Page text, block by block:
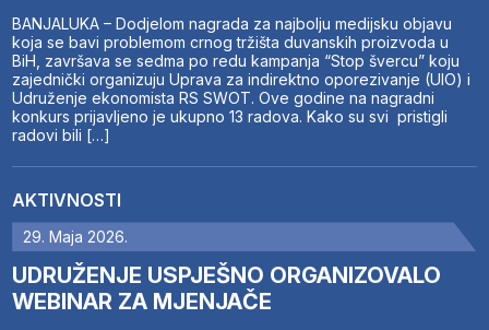
BANJALUKA – Dodjelom nagrada za najbolju medijsku objavu
koja se bavi problemom crnog tržišta duvanskih proizvoda u
BiH, završava se sedma po redu kampanja “Stop švercu” koju
zajednički organizuju Uprava za indirektno oporezivanje (UIO) i
Udruženje ekonomista RS SWOT. Ove godine na nagradni
konkurs prijavljeno je ukupno 13 radova. Kako su svi pristigli
radovi bili […]
AKTIVNOSTI
29. Maja 2026.
UDRUŽENJE USPJEŠNO ORGANIZOVALO
WEBINAR ZA MJENJAČE